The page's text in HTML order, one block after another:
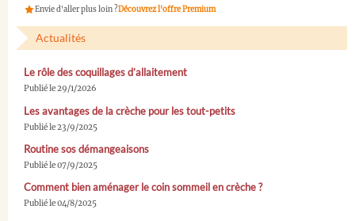
Envie d'aller plus loin ?Découvrez l'offre Premium
Actualités
Le rôle des coquillages d’allaitement
Publié le 29/1/2026
Les avantages de la crèche pour les tout-petits
Publié le 23/9/2025
Routine sos démangeaisons
Publié le 07/9/2025
Comment bien aménager le coin sommeil en crèche ?
Publié le 04/8/2025